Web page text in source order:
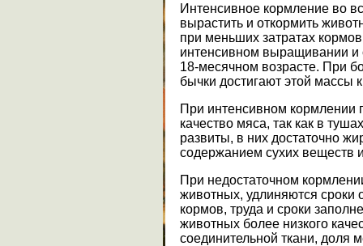
Интенсивное кормление во
вырастить и откормить
при меньших затратах
интенсивном выращивании и
18-месячном возрасте. При
бычки достигают этой массы
При интенсивном кормлении
качество мяса, так как в
развиты, в них достаточно
содержанием сухих веществ
При недостаточном
животных, удлиняются сроки
кормов, труда и сроки
животных более низкого
соединительной ткани, доля